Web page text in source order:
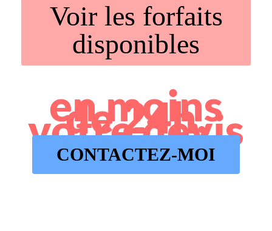
Voir les forfaits
disponibles
en moins
de 24h,
votre devis
CONTACTEZ-MOI